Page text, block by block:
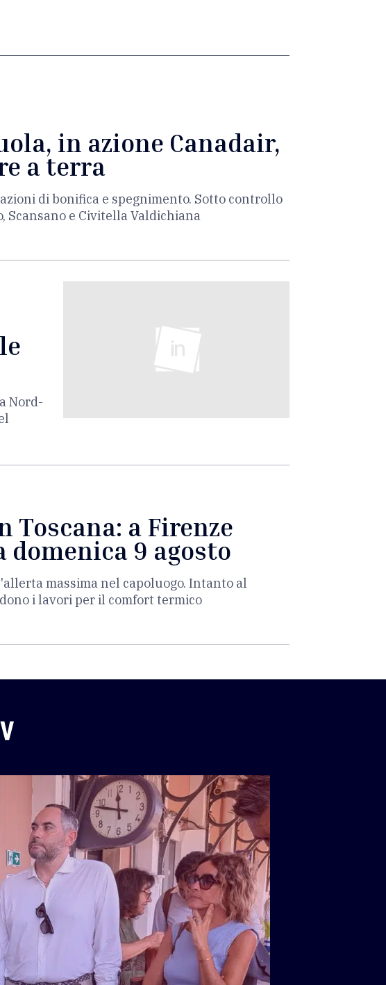
in azione Canadair,
a terra
di bonifica e spegnimento. Sotto controllo
Scansano e Civitella Valdichiana
Nord-
Toscana: a Firenze
domenica 9 agosto
massima nel capoluogo. Intanto al
i lavori per il comfort termico